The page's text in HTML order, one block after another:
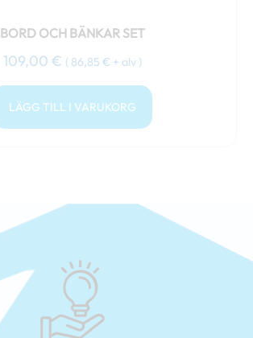
BORD OCH BÄNKAR SET
109,00 € ( 86,85 € + alv )
LÄGG TILL I VARUKORG